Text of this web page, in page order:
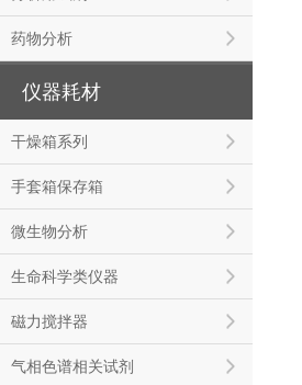
药物分析
仪器耗材
干燥箱系列
手套箱保存箱
微生物分析
生命科学类仪器
磁力搅拌器
气相色谱相关试剂